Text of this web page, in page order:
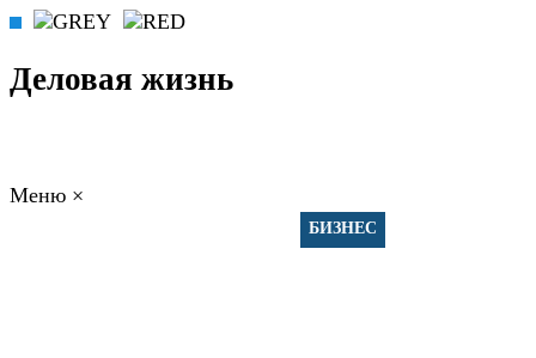
Деловая жизнь
Меню ×
БИЗНЕС